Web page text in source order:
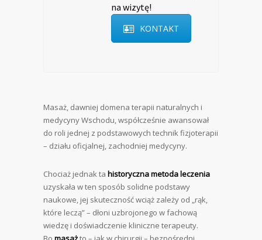
na wizytę!
KONTAKT
Masaż, dawniej domena terapii naturalnych i
medycyny Wschodu, współcześnie awansował
do roli jednej z podstawowych technik fizjoterapii
– działu oficjalnej, zachodniej medycyny.
Chociaż jednak ta historyczna metoda leczenia
uzyskała w ten sposób solidne podstawy
naukowe, jej skuteczność wciąż zależy od „rąk,
które leczą” – dłoni uzbrojonego w fachową
wiedzę i doświadczenie kliniczne terapeuty.